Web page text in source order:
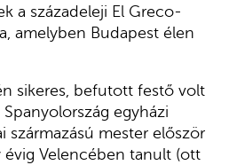
a századeleji El Greco-
amelyben Budapest élen
sikeres, befutott festő volt
egyházi
származású mester először
évig Velencében tanult (ott